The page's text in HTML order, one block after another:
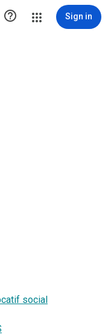
 Sign in
social